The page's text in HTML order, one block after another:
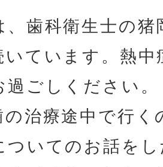
、歯科衛生士の猪
いています。熱
ごしください。
の治療途中で行
ついてのお話を